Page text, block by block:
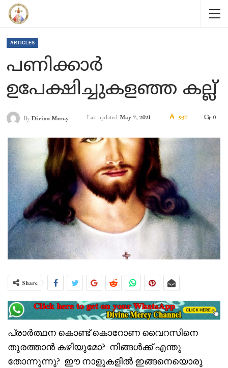
ARTICLES
പണിക്കാർ
ഉപേക്ഷിച്ചുകളഞ്ഞ കല്ല്
By Divine Mercy Last updated May 7, 2021 937 0
Share
പ്രാർത്ഥന കൊണ്ട് കൊറോണ വൈറസിനെ
തുരത്താൻ കഴിയുമോ? നിങ്ങൾക്ക് എന്തു
തോന്നുന്നു? ഈ നാളുകളിൽ ഇങ്ങനെയൊരു